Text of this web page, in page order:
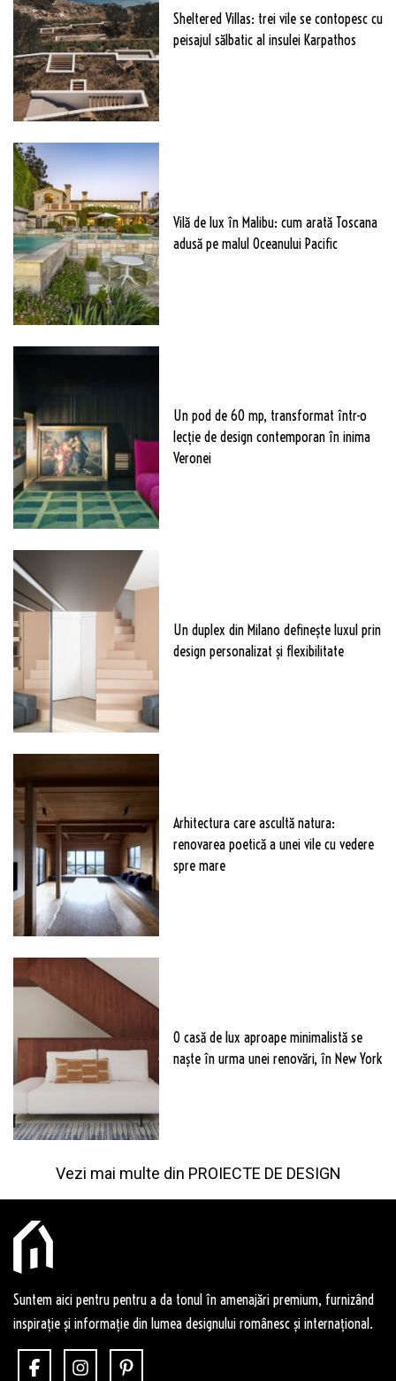
Sheltered Villas: trei vile se contopesc cu
peisajul sălbatic al insulei Karpathos
Vilă de lux în Malibu: cum arată Toscana
adusă pe malul Oceanului Pacific
Un pod de 60 mp, transformat într-o
lecție de design contemporan în inima
Veronei
Un duplex din Milano definește luxul prin
design personalizat și flexibilitate
Arhitectura care ascultă natura:
renovarea poetică a unei vile cu vedere
spre mare
O casă de lux aproape minimalistă se
naște în urma unei renovări, în New York
Vezi mai multe din PROIECTE DE DESIGN
Suntem aici pentru pentru a da tonul în amenajări premium, furnizând
inspirație și informație din lumea designului românesc și internațional.